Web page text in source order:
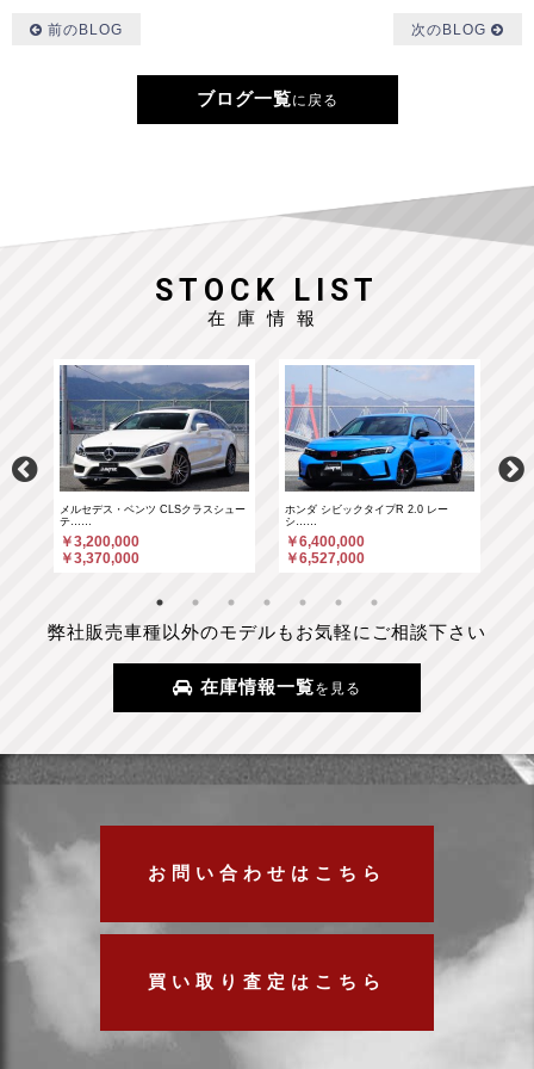
前のBLOG 次のBLOG
ブログ一覧に戻る
STOCK LIST
在庫情報
メルセデス・ベンツ CLSクラスシュー
テ……
￥3,200,000
￥3,370,000
ホンダ シビックタイプR 2.0 レー
シ……
￥6,400,000
￥6,527,000
弊社販売車種以外のモデルもお気軽にご相談下さい
在庫情報一覧を見る
お問い合わせはこちら
買い取り査定はこちら